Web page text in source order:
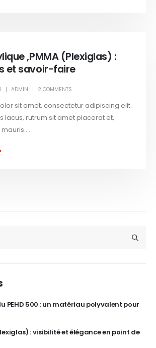
,PMMA (Plexiglas) :
et savoir-faire
ADMIN 2 COMMENTS
sit amet, consectetur adipiscing elit.
lacus, rutrum sit amet placerat et,
PEHD 500 : un matériau polyvalent pour
: visibilité et élégance en point de